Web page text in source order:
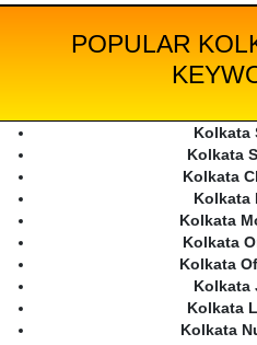
POPULAR
Kolkata
Kolkata
Kolkata
Kolkata
Kolkata
Kolkata
Kolkata
Kolkata
Kolkata
Kolkata